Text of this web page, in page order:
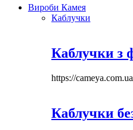
Вироби Камея
Каблучки
Каблучки з
https://
Каблучки